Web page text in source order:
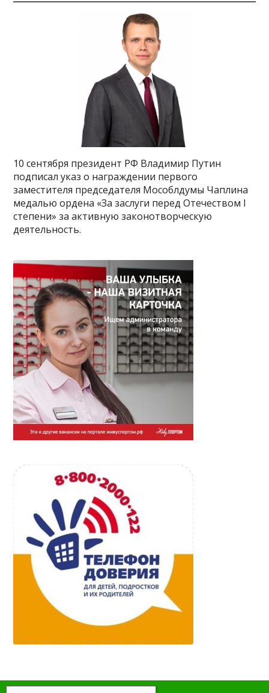
10 сентября президент РФ Владимир Путин
подписал указ о награждении первого
заместителя председателя Мособлдумы Чаплина
медалью ордена «За заслуги перед Отечеством I
степени» за активную законотворческую
деятельность.